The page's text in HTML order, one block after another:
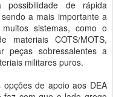
de rápida
a mais importante a
sistemas, como o
COTS/MOTS,
peças sobressalentes a
militares puros.
de apoio aos DEA